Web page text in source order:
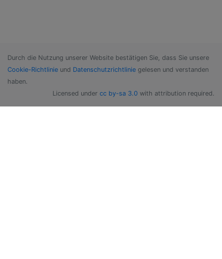
Durch die Nutzung unserer Website bestätigen Sie, dass Sie unsere
Cookie-Richtlinie und Datenschutzrichtlinie gelesen und verstanden
haben.
Licensed under cc by-sa 3.0 with attribution required.